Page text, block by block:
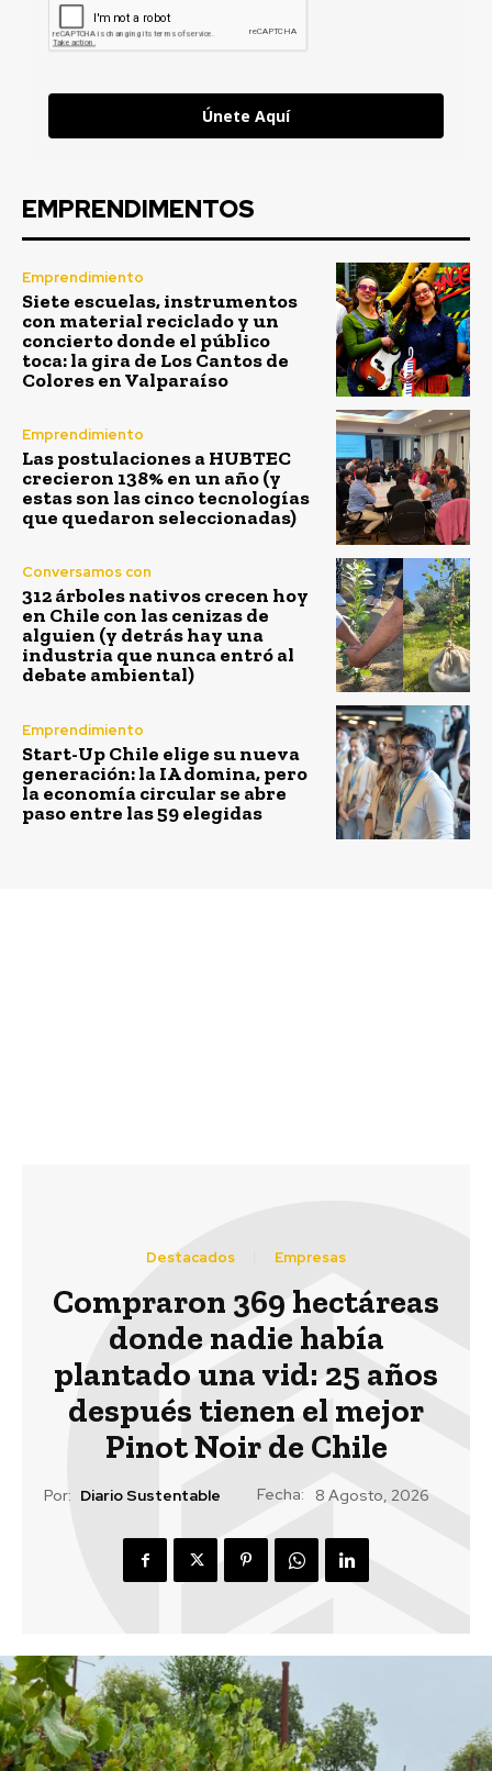
Únete Aquí
EMPRENDIMENTOS
Emprendimiento
Siete escuelas, instrumentos
con material reciclado y un
concierto donde el público
toca: la gira de Los Cantos de
Colores en Valparaíso
Emprendimiento
Las postulaciones a HUBTEC
crecieron 138% en un año (y
estas son las cinco tecnologías
que quedaron seleccionadas)
Conversamos con
312 árboles nativos crecen hoy
en Chile con las cenizas de
alguien (y detrás hay una
industria que nunca entró al
debate ambiental)
Emprendimiento
Start-Up Chile elige su nueva
generación: la IA domina, pero
la economía circular se abre
paso entre las 59 elegidas